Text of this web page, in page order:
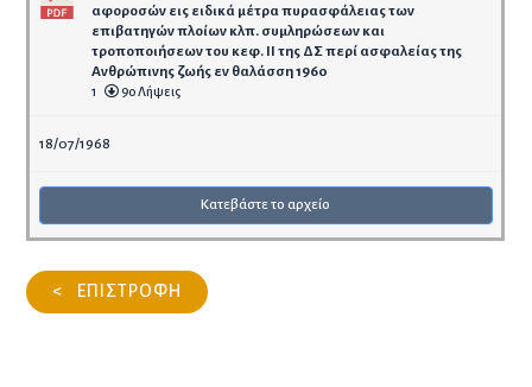
αφοροσών εις ειδικά μέτρα πυρασφάλειας των
επιβατηγών πλοίων κλπ. συμληρώσεων και
τροποποιήσεων του κεφ. ΙΙ της ΔΣ περί ασφαλείας της
Ανθρώπινης ζωής εν θαλάσση 1960
1 90 Λήψεις
18/07/1968
Κατεβάστε το αρχείο
< ΕΠΙΣΤΡΟΦΗ